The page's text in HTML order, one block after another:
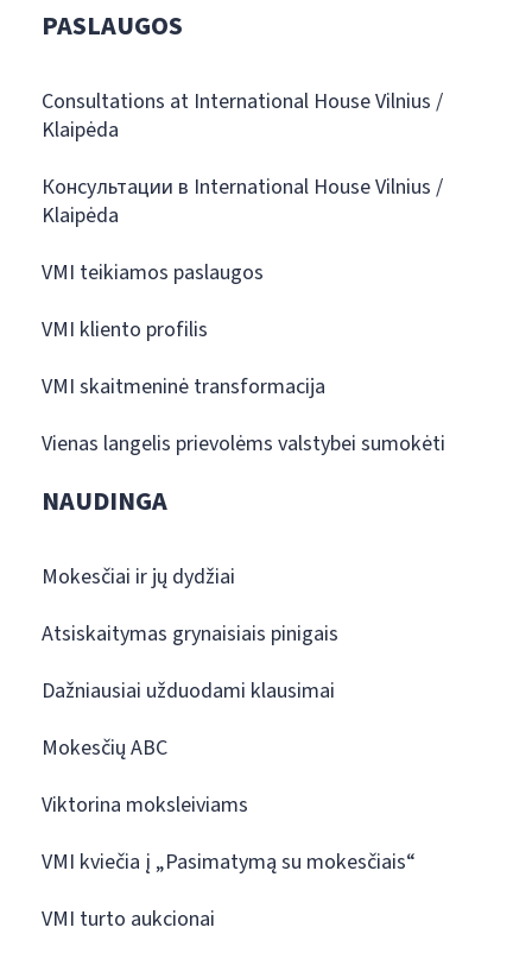
PASLAUGOS
Consultations at International House Vilnius /
Klaipėda
Консультации в International House Vilnius /
Klaipėda
VMI teikiamos paslaugos
VMI kliento profilis
VMI skaitmeninė transformacija
Vienas langelis prievolėms valstybei sumokėti
NAUDINGA
Mokesčiai ir jų dydžiai
Atsiskaitymas grynaisiais pinigais
Dažniausiai užduodami klausimai
Mokesčių ABC
Viktorina moksleiviams
VMI kviečia į „Pasimatymą su mokesčiais“
VMI turto aukcionai